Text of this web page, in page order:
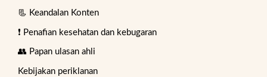
📃 Keandalan Konten
❗ Penafian kesehatan dan kebugaran
👥 Papan ulasan ahli
Kebijakan periklanan